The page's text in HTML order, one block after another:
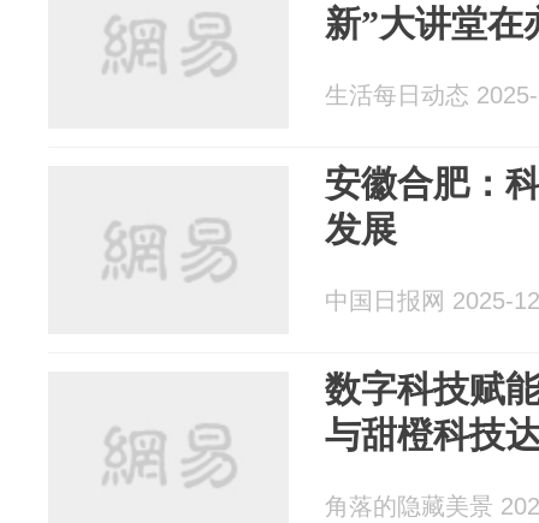
新”大讲堂在
生活每日动态
安徽合肥：
发展
中国日报网 2025-
数字科技赋
与甜橙科技
角落的隐藏美景